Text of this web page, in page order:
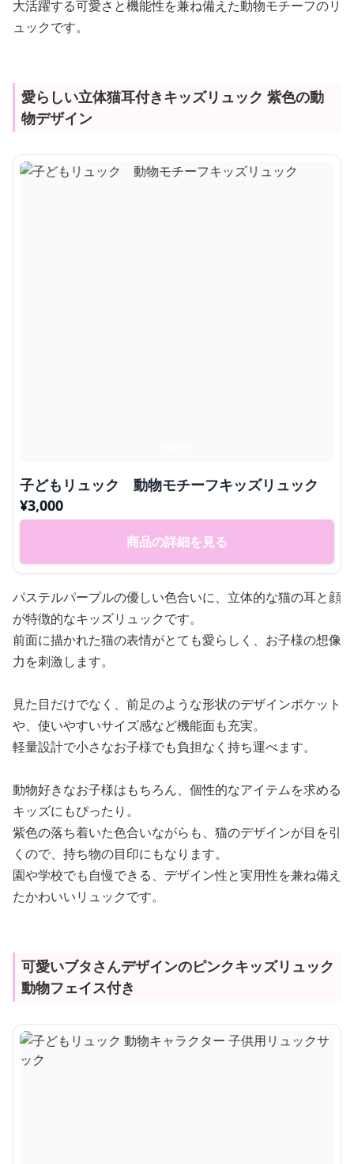
大活躍する可愛さと機能性を兼ね備えた動物モチーフのリ
ュックです。
愛らしい立体猫耳付きキッズリュック 紫色の動
物デザイン
子どもリュック 動物モチーフキッズリュック
¥3,000
商品の詳細を見る
パステルパープルの優しい色合いに、立体的な猫の耳と顔
が特徴的なキッズリュックです。
前面に描かれた猫の表情がとても愛らしく、お子様の想像
力を刺激します。
見た目だけでなく、前足のような形状のデザインポケット
や、使いやすいサイズ感など機能面も充実。
軽量設計で小さなお子様でも負担なく持ち運べます。
動物好きなお子様はもちろん、個性的なアイテムを求める
キッズにもぴったり。
紫色の落ち着いた色合いながらも、猫のデザインが目を引
くので、持ち物の目印にもなります。
園や学校でも自慢できる、デザイン性と実用性を兼ね備え
たかわいいリュックです。
可愛いブタさんデザインのピンクキッズリュック
動物フェイス付き